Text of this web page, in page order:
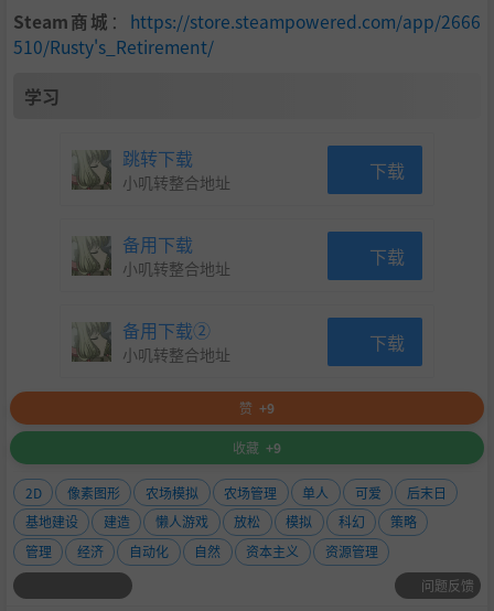
Steam商城 ： https://store.steampowered.com/app/2666
510/Rusty's_Retirement/
学习
跳转下载
小叽转整合地址 下载
备用下载
小叽转整合地址 下载
备用下载②
小叽转整合地址 下载
赞 +9
收藏 +9
2D 像素图形 农场模拟 农场管理 单人 可爱
后末日
基地建设
建造 懒人游戏 放松 模拟 科幻
策略
管理
经济 自动化 自然 资本主义
资源管理
问题反馈